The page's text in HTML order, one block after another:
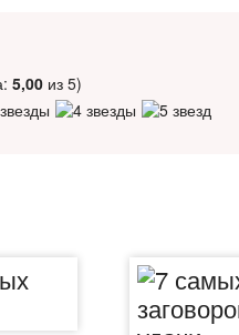
5,00из 5)